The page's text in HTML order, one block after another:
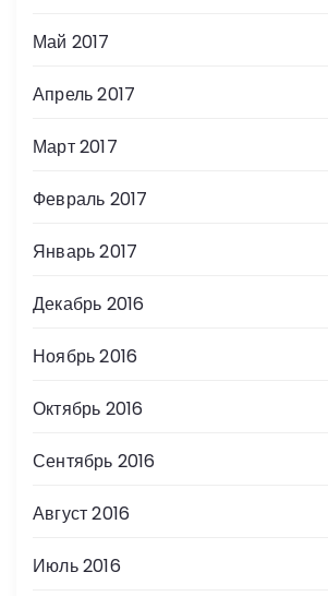
Май 2017
Апрель 2017
Март 2017
Февраль 2017
Январь 2017
Декабрь 2016
Ноябрь 2016
Октябрь 2016
Сентябрь 2016
Август 2016
Июль 2016